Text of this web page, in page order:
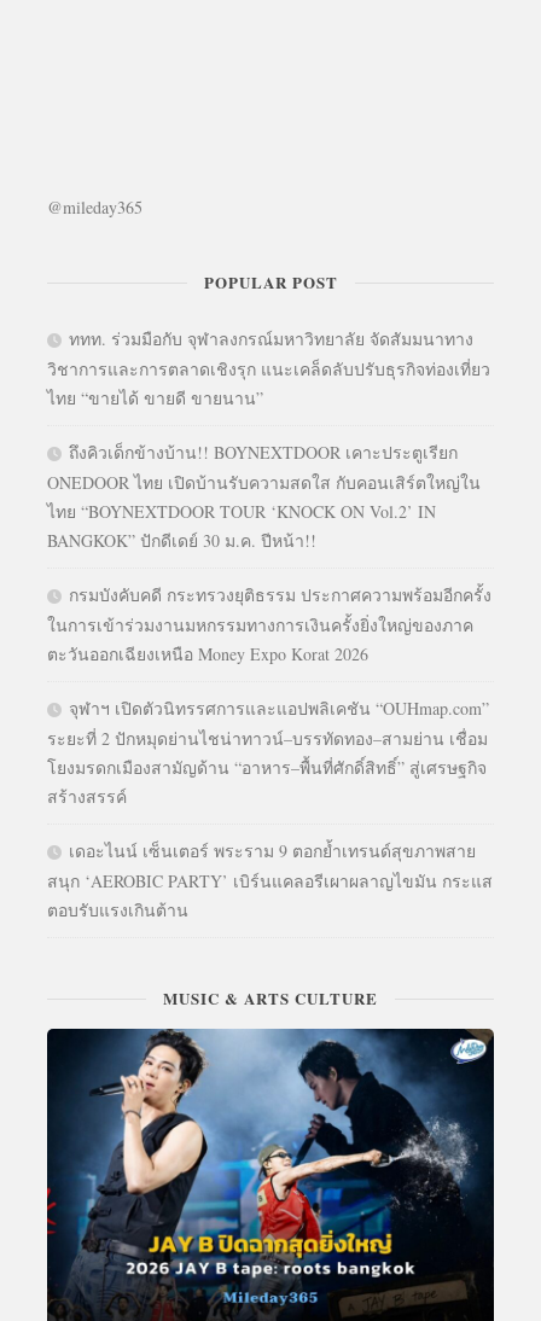
@mileday365
POPULAR POST
ททท. ร่วมมือกับ จุฬาลงกรณ์มหาวิทยาลัย จัดสัมมนาทาง
วิชาการและการตลาดเชิงรุก แนะเคล็ดลับปรับธุรกิจท่องเที่ยว
ไทย “ขายได้ ขายดี ขายนาน”
ถึงคิวเด็กข้างบ้าน!! BOYNEXTDOOR เคาะประตูเรียก
ONEDOOR ไทย เปิดบ้านรับความสดใส กับคอนเสิร์ตใหญ่ใน
ไทย “BOYNEXTDOOR TOUR ‘KNOCK ON Vol.2’ IN
BANGKOK” ปักดีเดย์ 30 ม.ค. ปีหน้า!!
กรมบังคับคดี กระทรวงยุติธรรม ประกาศความพร้อมอีกครั้ง
ในการเข้าร่วมงานมหกรรมทางการเงินครั้งยิ่งใหญ่ของภาค
ตะวันออกเฉียงเหนือ Money Expo Korat 2026
จุฬาฯ เปิดตัวนิทรรศการและแอปพลิเคชัน “OUHmap.com”
ระยะที่ 2 ปักหมุดย่านไชน่าทาวน์–บรรทัดทอง–สามย่าน เชื่อม
โยงมรดกเมืองสามัญด้าน “อาหาร–พื้นที่ศักดิ์สิทธิ์” สู่เศรษฐกิจ
สร้างสรรค์
เดอะไนน์ เซ็นเตอร์ พระราม 9 ตอกย้ำเทรนด์สุขภาพสาย
สนุก ‘AEROBIC PARTY’ เบิร์นแคลอรีเผาผลาญไขมัน กระแส
ตอบรับแรงเกินต้าน
MUSIC & ARTS CULTURE